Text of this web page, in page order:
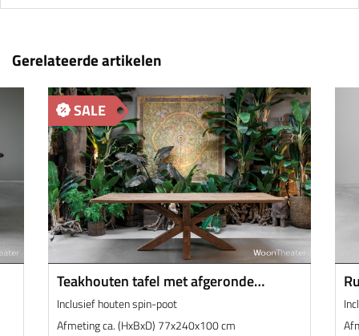
Gerelateerde artikelen
SALE
Teakhouten tafel met afgeronde
hoeken | Harlem
Inclusief houten spin-poot
Afmeting ca. (HxBxD) 77x240x100 cm